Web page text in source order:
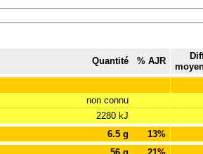
Quantité % AJR
non connu
2280 kJ
6.5 g
13%